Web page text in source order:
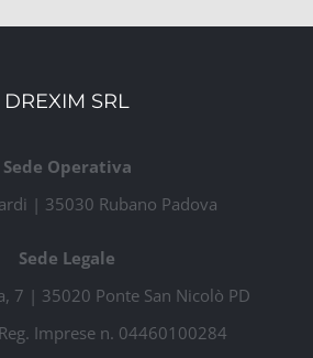
DREXIM SRL
Sede Operativa
| 35030 Rubano Padova
Sede Legale
7 | 35020 Ponte San Nicolò PD
Imprese n. 04460100284